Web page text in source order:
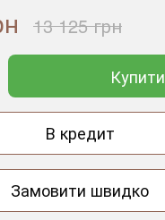
13 125 грн
Купити
В кредит
Замовити швидко